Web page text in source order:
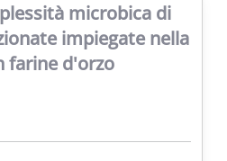
microbica di
impiegate nella
farine d'orzo